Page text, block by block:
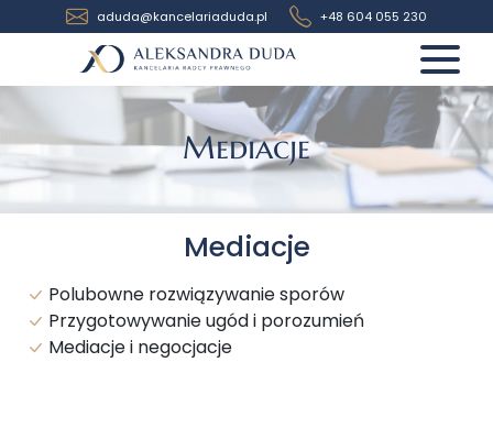
aduda@kancelariaduda.pl +48 604 055 230
O kancelarii
Zakres usług
Zespół
Siedziba
Wynagrodzenie
Aktualności
URL Zakres-uslug/Slide/Mediacje
Mediacje
Mediacje
Polubowne rozwiązywanie sporów
Przygotowywanie ugód i porozumień
Mediacje i negocjacje